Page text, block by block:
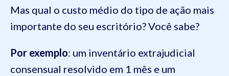
Mas qual o custo médio do tipo de ação mais
importante do seu escritório? Você sabe?
Por exemplo: um inventário extrajudicial
consensual resolvido em 1 mês e um